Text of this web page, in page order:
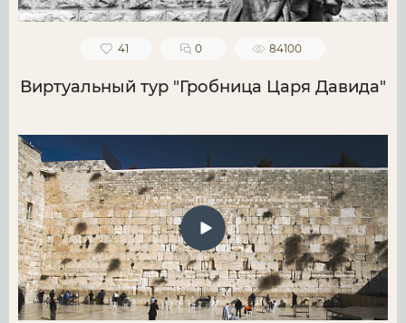
41 0 84100
Виртуальный тур "Гробница Царя Давида"